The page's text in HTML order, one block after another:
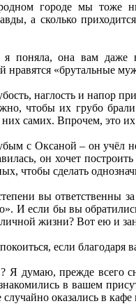
городе мы тоже
а сколько
поняла, она вам даже
нравятся «брутальные
наглость и напор
чтобы их грубо
них самих. Впрочем, это
с Оксаной – он учёл
он хочет
чтобы сделать
вы ответственны
И если бы вы
жизни? Вот ею и
если благодаря
Я думаю, прежде всего
в вашем
оказались в кафе